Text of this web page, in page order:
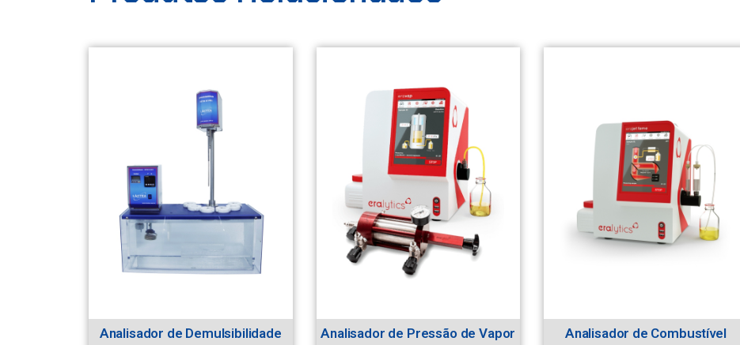
Analisador de Demulsibilidade Analisador de Pressão de Vapor Analisador de Combustível